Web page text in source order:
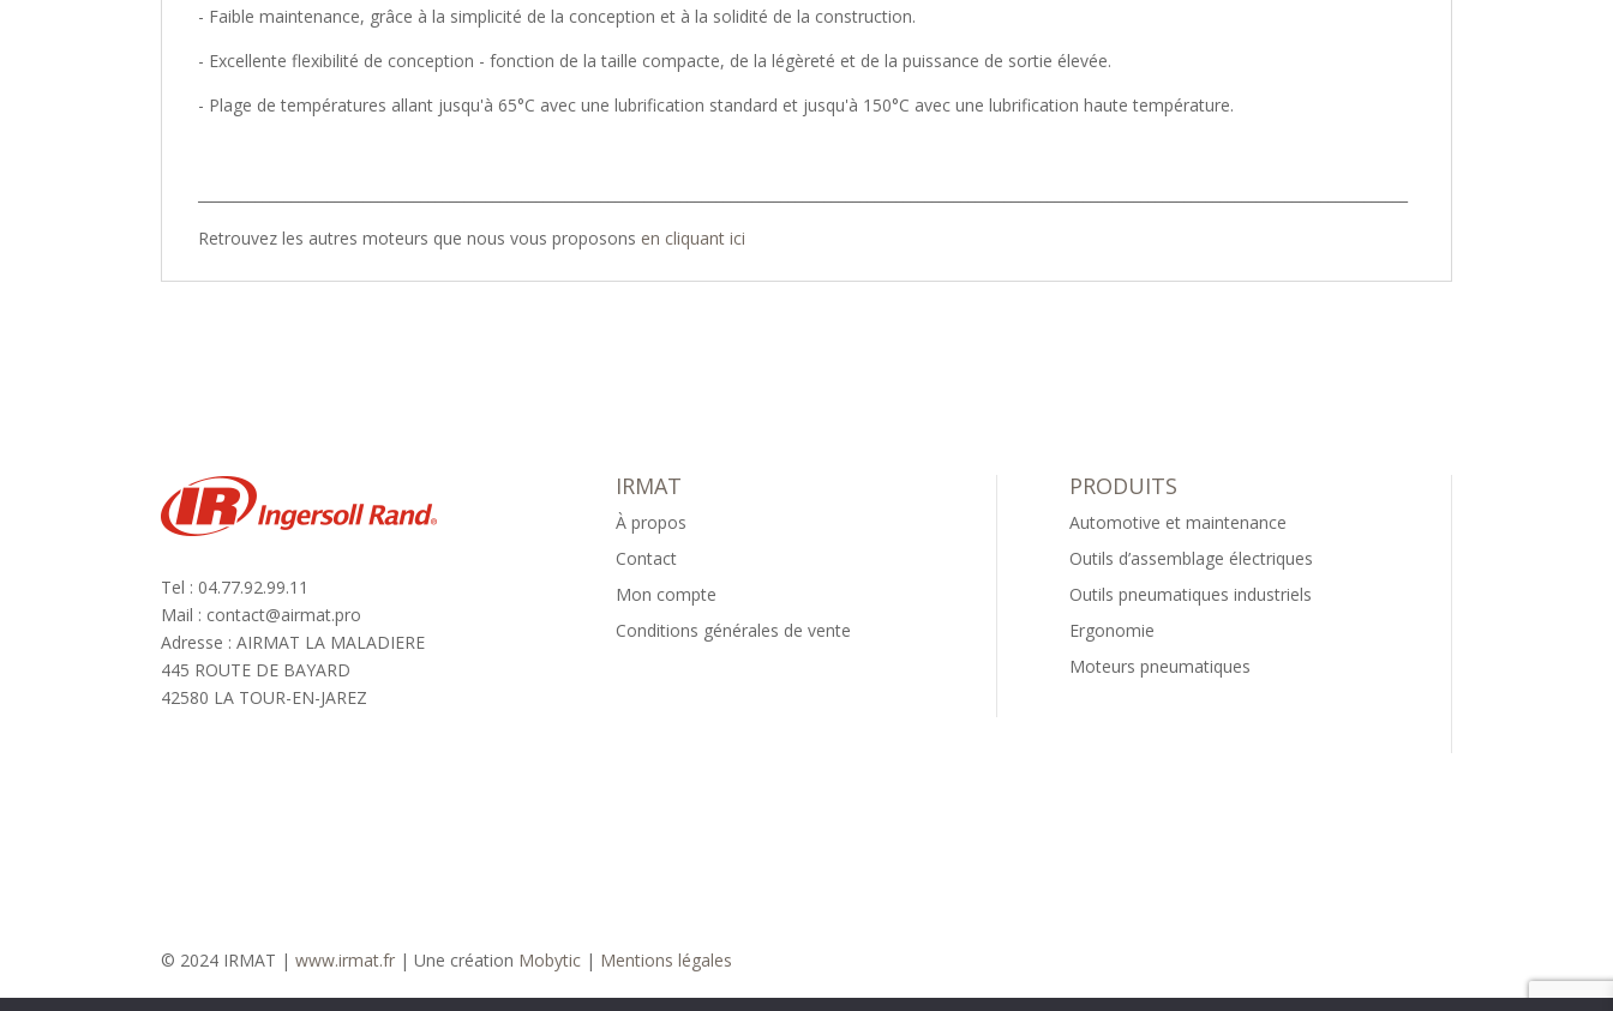
- Faible maintenance, grâce à la simplicité de la conception et à la solidité de la construction.
- Excellente flexibilité de conception - fonction de la taille compacte, de la légèreté et de la puissance de sortie élevée.
- Plage de températures allant jusqu'à 65°C avec une lubrification standard et jusqu'à 150°C avec une lubrification haute température.
Retrouvez les autres moteurs que nous vous proposons en cliquant ici
Tel : 04.77.92.99.11
Mail : contact@airmat.pro
Adresse : AIRMAT LA MALADIERE
445 ROUTE DE BAYARD
42580 LA TOUR-EN-JAREZ
IRMAT
À propos
Contact
Mon compte
Conditions générales de vente
PRODUITS
Automotive et maintenance
Outils d’assemblage électriques
Outils pneumatiques industriels
Ergonomie
Moteurs pneumatiques
© 2024 IRMAT |www.irmat.fr | Une création Mobytic | Mentions légales